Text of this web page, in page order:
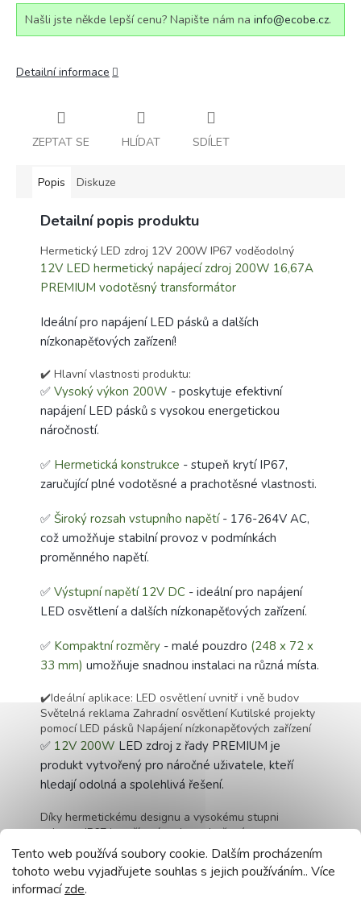
Tento web používá soubory cookie. Dalším procházením
tohoto webu vyjadřujete souhlas s jejich používáním.. Více
informacízde.
Našli jste někde lepší cenu? Napište nám na info@ecobe.cz.
Detailní informace
ZEPTAT SE HLÍDAT SDÍLET
Popis Diskuze
Detailní popis produktu
Hermetický LED zdroj 12V 200W IP67 voděodolný
12V LED hermetický napájecí zdroj 200W 16,67A
PREMIUM vodotěsný transformátor
Ideální pro napájení LED pásků a dalších
nízkonapěťových zařízení!
✔️ Hlavní vlastnosti produktu:
✅ Vysoký výkon 200W - poskytuje efektivní
napájení LED pásků s vysokou energetickou
náročností.
✅ Hermetická konstrukce - stupeň krytí IP67,
zaručující plné vodotěsné a prachotěsné vlastnosti.
✅ Široký rozsah vstupního napětí- 176-264V AC,
což umožňuje stabilní provoz v podmínkách
proměnného napětí.
✅ Výstupní napětí 12V DC - ideální pro napájení
LED osvětlení a dalších nízkonapěťových zařízení.
✅ Kompaktní rozměry - malé pouzdro (248 x 72 x
33 mm) umožňuje snadnou instalaci na různá místa.
✔️Ideální aplikace: LED osvětlení uvnitř i vně budov
Světelná reklama Zahradní osvětlení Kutilské projekty
pomocí LED pásků Napájení nízkonapěťových zařízení
✅ 12V 200W LED zdroj z řady PREMIUM je
produkt vytvořený pro náročné uživatele, kteří
hledají odolná a spolehlivá řešení.
Díky hermetickému designu a vysokému stupni
ochrany IP67 je zařízení zcela vodotěsné a
prachotěsné, takže je ideální pro vnitřní i venkovní
instalace.
✅ Zařízení poskytuje stabilní výstupní napětí 12V
DC, díky čemuž je vynikající volbou pro napájení